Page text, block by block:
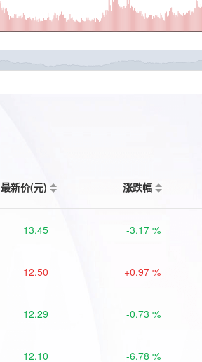
最新价(元) 涨跌幅
13.45 -3.17 %
12.50 +0.97 %
12.29 -0.73 %
12.10 -6.78 %